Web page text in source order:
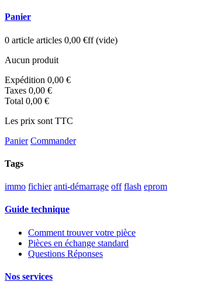
Panier
0 article articles 0,00 €ff (vide)
Aucun produit
Expédition 0,00 €
Taxes 0,00 €
Total 0,00 €
Les prix sont TTC
Panier Commander
Tags
immo fichier anti-démarrage off flash eprom
Guide technique
Comment trouver votre pièce
Pièces en échange standard
Questions Réponses
Nos services